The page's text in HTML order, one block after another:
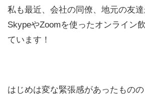
私も最近、会社の同僚、地元の友
SkypeやZoomを使ったオンライン
ています！
はじめは変な緊張感があったもの